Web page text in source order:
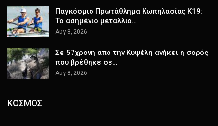
Παγκόσμιο Πρωτάθλημα Κωπηλασίας Κ19:
Το ασημένιο μετάλλιο…
Αυγ 8, 2026
Σε 57χρονη από την Κυψέλη ανήκει η σορός
που βρέθηκε σε…
Αυγ 8, 2026
ΚΟΣΜΟΣ